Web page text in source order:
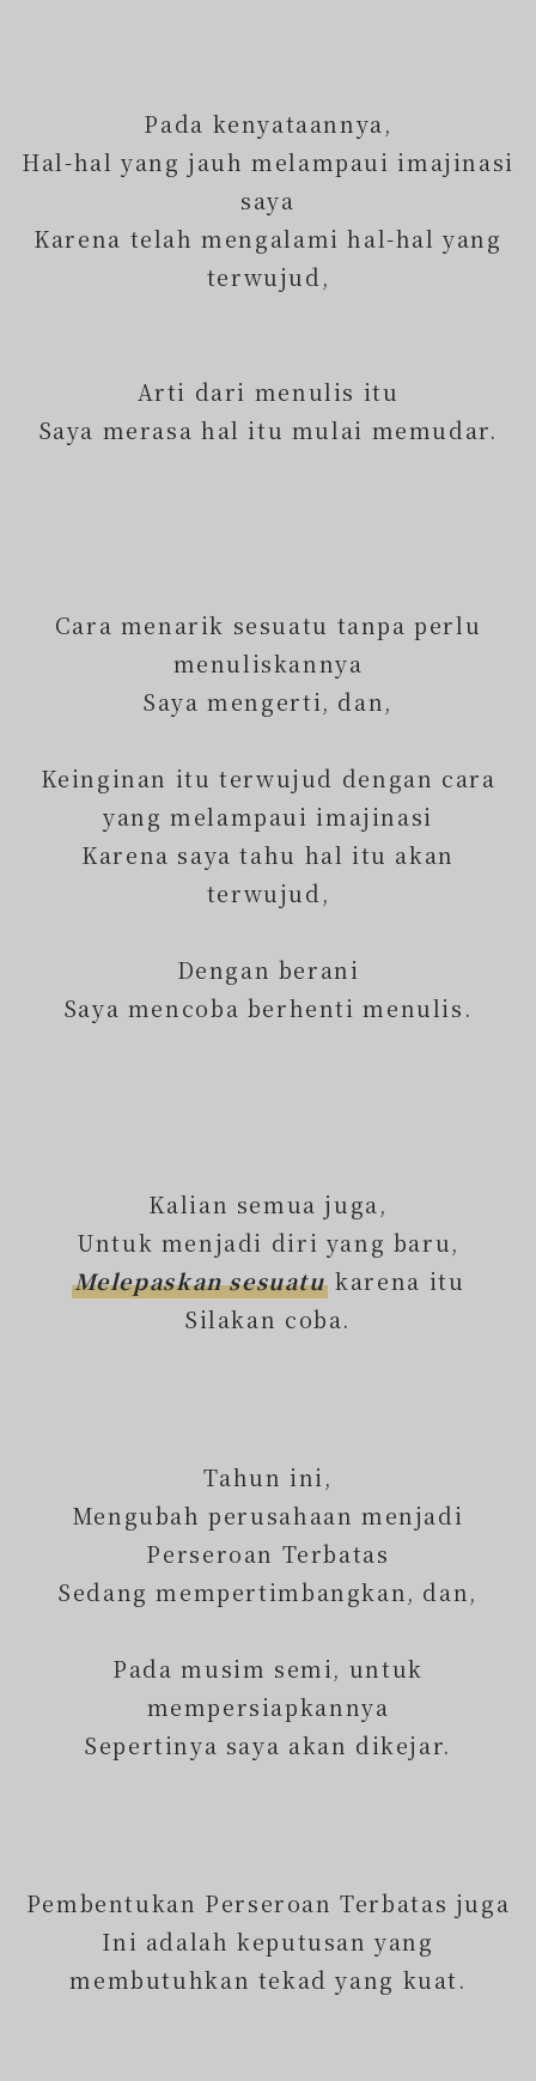
Pada kenyataannya,
Hal-hal yang jauh melampaui imajinasi
saya
Karena telah mengalami hal-hal yang
terwujud,
Arti dari menulis itu
Saya merasa hal itu mulai memudar.
Cara menarik sesuatu tanpa perlu
menuliskannya
Saya mengerti, dan,
Keinginan itu terwujud dengan cara
yang melampaui imajinasi
Karena saya tahu hal itu akan
terwujud,
Dengan berani
Saya mencoba berhenti menulis.
Kalian semua juga,
Untuk menjadi diri yang baru,
Melepaskan sesuatukarena itu
Silakan coba.
Tahun ini,
Mengubah perusahaan menjadi
Perseroan Terbatas
Sedang mempertimbangkan, dan,
Pada musim semi, untuk
mempersiapkannya
Sepertinya saya akan dikejar.
Pembentukan Perseroan Terbatas juga
Ini adalah keputusan yang
membutuhkan tekad yang kuat.